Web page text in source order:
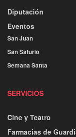
Diputación
Eventos
San Juan
San Saturio
Semana Santa
SERVICIOS
Cine y Teatro
Farmacias de